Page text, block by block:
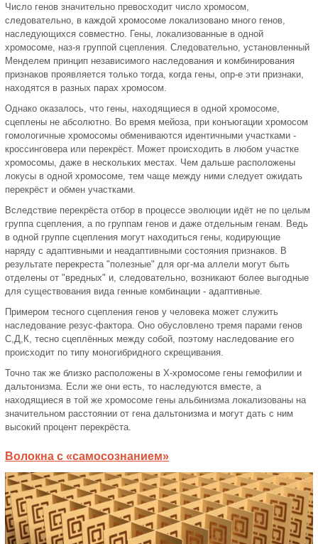
Число генов значительно превосходит число хромосом,
следовательно, в каждой хромосоме локализовано много генов,
наследующихся совместно. Гены, локализованные в одной
хромосоме, наз-я группой сцепления. Следовательно, установленный
Менделем принцип независимого наследования и комбинирования
признаков проявляется только тогда, когда гены, опр-е эти признаки,
находятся в разных парах хромосом.
Однако оказалось, что гены, находящиеся в одной хромосоме,
сцеплены не абсолютно. Во время мейоза, при конъюгации хромосом
гомологичные хромосомы обмениваются идентичными участками -
кроссинговера или перекрёст. Может происходить в любом участке
хромосомы, даже в нескольких местах. Чем дальше расположены
локусы в одной хромосоме, тем чаще между ними следует ожидать
перекрёст и обмен участками.
Вследствие перекрёста отбор в процессе эволюции идёт не по целым
группа сцепления, а по группам генов и даже отдельным генам. Ведь
в одной группе сцепления могут находиться гены, кодирующие
наряду с адаптивными и неадаптивными состояния признаков. В
результате перекреста "полезные" для орг-ма аллели могут быть
отделены от "вредных" и, следовательно, возникают более выгодные
для существования вида генные комбинации - адаптивные.
Примером тесного сцепления генов у человека может служить
наследование резус-фактора. Оно обусловлено тремя парами генов
С,Д,К, тесно сцеплённых между собой, поэтому наследование его
происходит по типу моногибридного скрещивания.
Точно так же близко расположены в Х-хромосоме гены гемофилии и
дальтонизма. Если же они есть, то наследуются вместе, а
находящиеся в той же хромосоме гены альбинизма локализованы на
значительном расстоянии от гена дальтонизма и могут дать с ним
высокий процент перекрёста.
Волокна с «самосознанием»